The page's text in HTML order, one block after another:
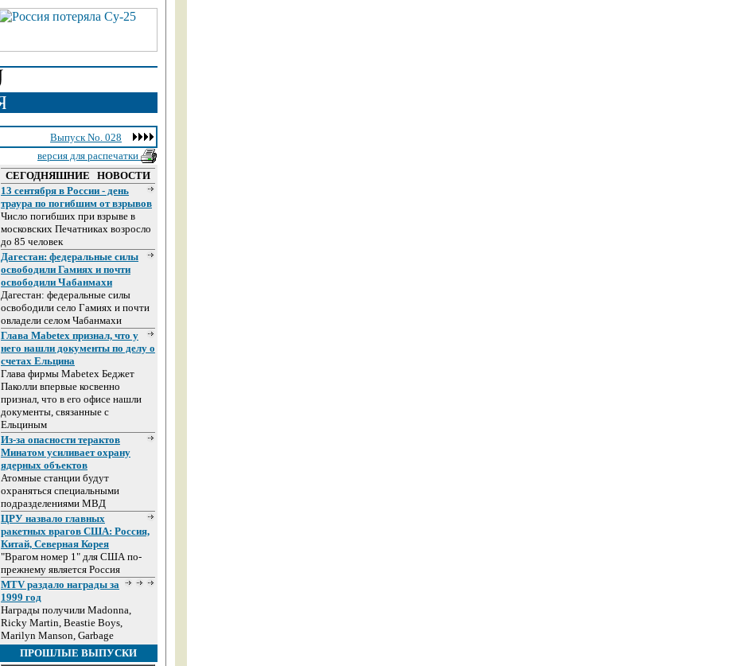
Выпуск No. 028
версия для распечатки
СЕГОДНЯШНИЕ НОВОСТИ
13 сентября в России - день
траура по погибшим от взрывов
Число погибших при взрыве в
московских Печатниках возросло
до 85 человек
Дагестан: федеральные силы
освободили Гамиях и почти
освободили Чабанмахи
Дагестан: федеральные силы
освободили село Гамиях и почти
овладели селом Чабанмахи
Глава Mabetex признал, что у
него нашли документы по делу о
счетах Ельцина
Глава фирмы Mabetex Беджет
Паколли впервые косвенно
признал, что в его офисе нашли
документы, связанные с
Ельциным
Из-за опасности терактов
Минатом усиливает охрану
ядерных объектов
Атомные станции будут
охраняться специальными
подразделениями МВД
ЦРУ назвало главных
ракетных врагов США: Россия,
Китай, Северная Корея
"Врагом номер 1" для США по-
прежнему является Россия
MTV раздало награды за
1999 год
Награды получили Madonna,
Ricky Martin, Beastie Boys,
Marilyn Manson, Garbage
ПРОШЛЫЕ ВЫПУСКИ